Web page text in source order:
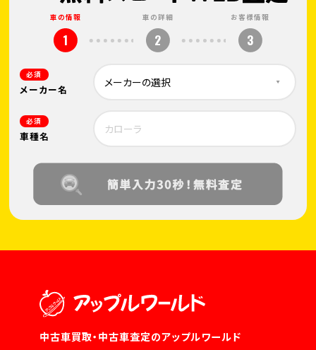
車の情報
1
車の詳細
2
お客様情報
3
必須
メーカー名
必須
車種名
中古車買取・中古車査定のアップルワールド